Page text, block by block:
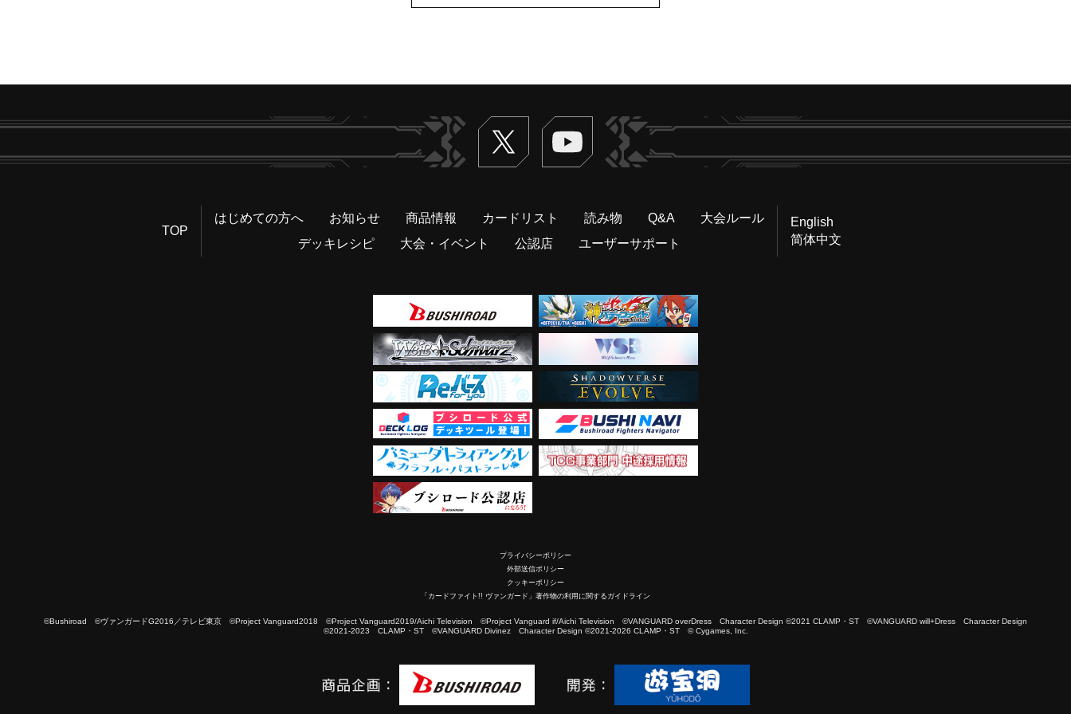
Twitter ヴァンガードch
TOP
はじめての方へ お知らせ 商品情報 カードリスト 読み物 Q&A
大会ルール
デッキレシピ
大会・イベント 公認店 ユーザーサポート
English
简体中文
プライバシーポリシー
外部送信ポリシー
クッキーポリシー
「カードファイト!! ヴァンガード」著作物の利用に関するガイドライン
©Bushiroad ©ヴァンガードG2016／テレビ東京 ©Project Vanguard2018 ©Project Vanguard2019/Aichi Television ©Project Vanguard if/Aichi Television ©VANGUARD overDress Character Design ©2021 CLAMP・ST ©VANGUARD will+Dress Character Design
©2021-2023 CLAMP・ST ©VANGUARD Divinez Character Design ©2021-2026 CLAMP・ST © Cygames, Inc.